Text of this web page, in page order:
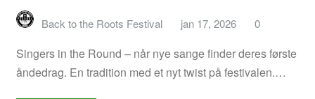
Sponsorer 2019
Back to the Roots Festival jan 17, 2026 0
Singers in the Round – når nye sange finder deres første
åndedrag. En tradition med et nyt twist på festivalen.…